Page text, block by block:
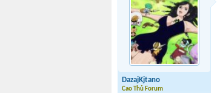
DazajKjtano
Cao Thủ Forum